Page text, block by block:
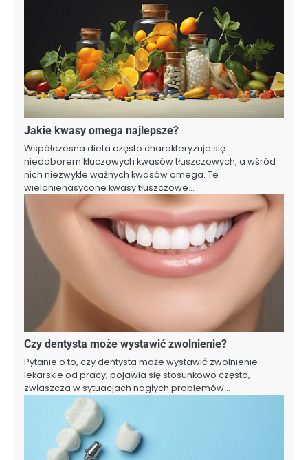
Jakie kwasy omega najlepsze?
Współczesna dieta często charakteryzuje się
niedoborem kluczowych kwasów tłuszczowych, a wśród
nich niezwykle ważnych kwasów omega. Te
wielonienasycone kwasy tłuszczowe…
Czy dentysta może wystawić zwolnienie?
Pytanie o to, czy dentysta może wystawić zwolnienie
lekarskie od pracy, pojawia się stosunkowo często,
zwłaszcza w sytuacjach nagłych problemów…